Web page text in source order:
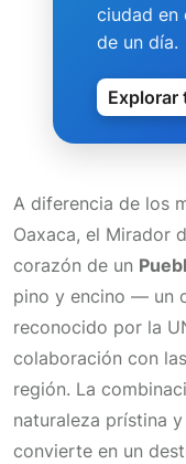
ciudad en
de un día.
Explorar
A diferencia de los
Oaxaca, el Mirador
corazón de un
pino y encino — un
reconocido por la
colaboración con
región. La
naturaleza prístina
convierte en un